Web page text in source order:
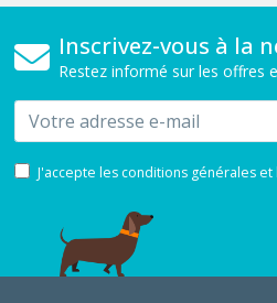
Inscrivez-vous à la
Restez informé sur les offres
Email
J'accepte les conditions générales